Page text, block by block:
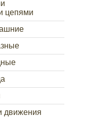
цепями
движения